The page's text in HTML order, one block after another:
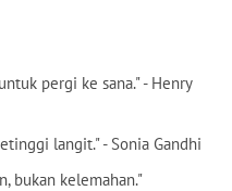
pergi ke sana." - Henry
langit." - Sonia Gandhi
bukan kelemahan."